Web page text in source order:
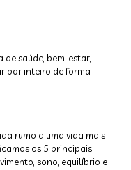
de saúde, bem-estar,
por inteiro de forma
rumo a uma vida mais
os 5 principais
sono, equilíbrio e